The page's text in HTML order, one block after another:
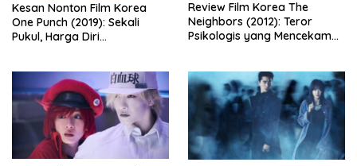
Kesan Nonton Film Korea
One Punch (2019): Sekali
Pukul, Harga Diri
Review Film Korea The
Neighbors (2012): Teror
Psikologis yang Mencekam